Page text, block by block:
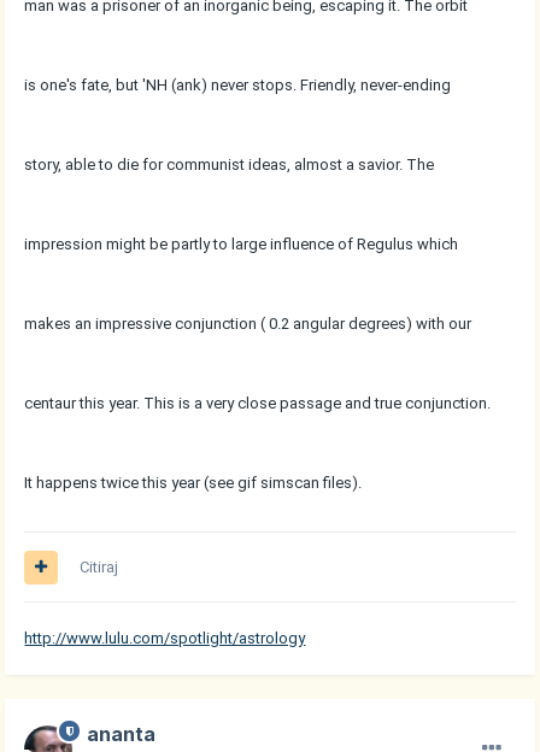
man was a prisoner of an inorganic being, escaping it. The orbit
is one's fate, but 'NH (ank) never stops. Friendly, never-ending
story, able to die for communist ideas, almost a savior. The
impression might be partly to large influence of Regulus which
makes an impressive conjunction ( 0.2 angular degrees) with our
centaur this year. This is a very close passage and true conjunction.
It happens twice this year (see gif simscan files).
Citiraj
http://www.lulu.com/spotlight/astrology
ananta